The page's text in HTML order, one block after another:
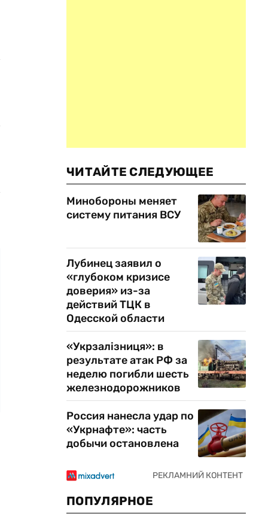
ЧИТАЙТЕ СЛЕДУЮЩЕЕ
Минобороны меняет
систему питания ВСУ
Лубинец заявил о
«глубоком кризисе
доверия» из-за
действий ТЦК в
Одесской области
«Укрзалізниця»: в
результате атак РФ за
неделю погибли шесть
железнодорожников
Россия нанесла удар по
«Укрнафте»: часть
добычи остановлена
ПОПУЛЯРНОЕ